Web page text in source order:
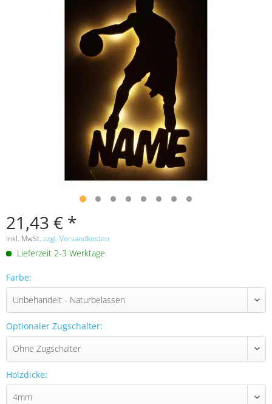
21,43 € *
inkl. MwSt. zzgl. Versandkosten
Lieferzeit 2-3 Werktage
Farbe:
Optionaler Zugschalter:
Holzdicke: